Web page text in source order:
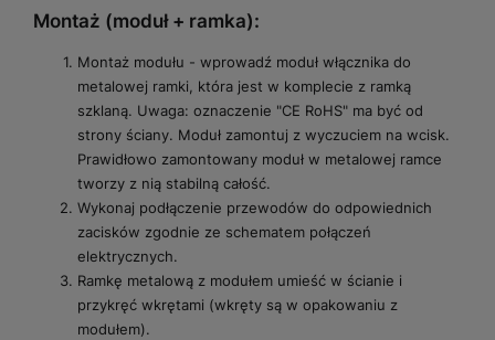
Montaż (moduł + ramka):
Montaż modułu - wprowadź moduł włącznika do
metalowej ramki, która jest w komplecie z ramką
szklaną. Uwaga: oznaczenie "CE RoHS" ma być od
strony ściany. Moduł zamontuj z wyczuciem na wcisk.
Prawidłowo zamontowany moduł w metalowej ramce
tworzy z nią stabilną całość.
Wykonaj podłączenie przewodów do odpowiednich
zacisków zgodnie ze schematem połączeń
elektrycznych.
Ramkę metalową z modułem umieść w ścianie i
przykręć wkrętami (wkręty są w opakowaniu z
modułem).